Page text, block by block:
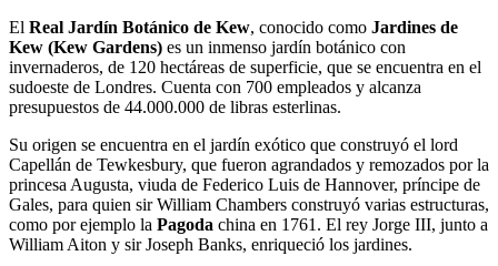
El Real Jardín Botánico de Kew, conocido como Jardines de
Kew (Kew Gardens) es un inmenso jardín botánico con
invernaderos, de 120 hectáreas de superficie, que se encuentra en el
sudoeste de Londres. Cuenta con 700 empleados y alcanza
presupuestos de 44.000.000 de libras esterlinas.
Su origen se encuentra en el jardín exótico que construyó el lord
Capellán de Tewkesbury, que fueron agrandados y remozados por la
princesa Augusta, viuda de Federico Luis de Hannover, príncipe de
Gales, para quien sir William Chambers construyó varias estructuras,
como por ejemplo la Pagoda china en 1761. El rey Jorge III, junto a
William Aiton y sir Joseph Banks, enriqueció los jardines.